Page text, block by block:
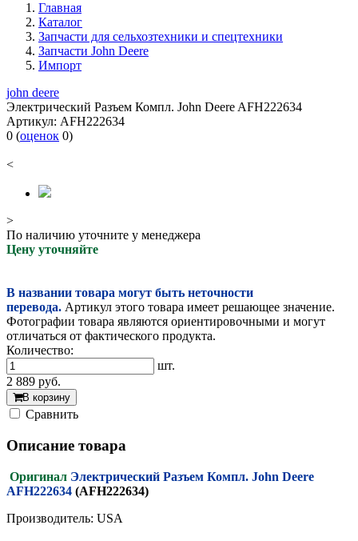
Главная
Каталог
Запчасти для сельхозтехники и спецтехники
Запчасти John Deere
Импорт
john deere
Электрический Разъем Компл. John Deere AFH222634
Артикул: AFH222634
0 (оценок 0)
<
>
По наличию уточните у менеджера
Цену уточняйте
В названии товара могут быть неточности
перевода. Артикул этого товара имеет решающее значение.
Фотографии товара являются ориентировочными и могут
отличаться от фактического продукта.
Количество:
шт.
2 889 руб.
В корзину
Cравнить
Описание товара
Оригинал Электрический Разъем Компл. John Deere
AFH222634 (AFH222634)
Производитель: USA